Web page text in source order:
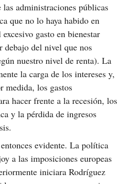
administraciones públicas
que no lo haya habido en
gasto en bienestar
debajo del nivel que nos
nuestro nivel de renta). La
la carga de los intereses y,
medida, los gastos
hacer frente a la recesión, los
y la pérdida de ingresos
evidente. La política
a las imposiciones europeas
iniciara Rodríguez